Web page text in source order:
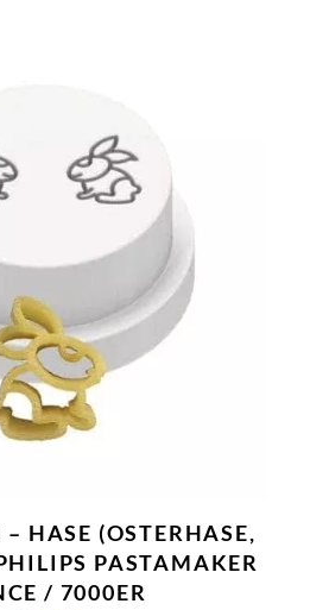
HASE (OSTERHASE,
PASTAMAKER
/ 7000ER